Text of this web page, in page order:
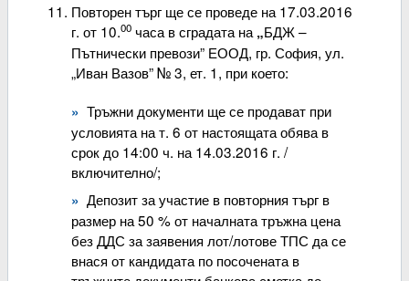
Повторен търг ще се проведе на 17.03.2016
г. от 10.00 часа в сградата на „БДЖ –
Пътнически превози” ЕООД, гр. София, ул.
„Иван Вазов” № 3, ет. 1, при което:
Тръжни документи ще се продават при
условията на т. 6 от настоящата обява в
срок до 14:00 ч. на 14.03.2016 г. /
включително/;
Депозит за участие в повторния търг в
размер на 50 % от началната тръжна цена
без ДДС за заявения лот/лотове ТПС да се
внася от кандидата по посочената в